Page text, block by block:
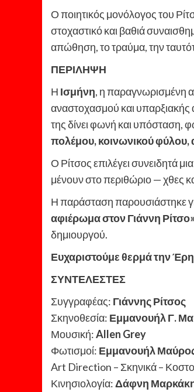
Ο ποιητικός μονόλογος του
στοχαστικό και βαθιά
απώθηση, το τραύμα, την
ΠΕΡΙΛΗΨΗ
Η Ισμήνη, η παραγνωρισμένη
αναστοχασμού και
της δίνει φωνή και υπόσταση,
πολέμου, κοινωνικού φύλου,
Ο Ρίτσος επιλέγει συνειδητά
μένουν στο περιθώριο — χθες
Η παράσταση παρουσιάστηκε
αφιέρωμα στον Γιάννη Ρίτσο»
δημιουργού.
Ευχαριστούμε θερμά την
ΣΥΝΤΕΛΕΣΤΕΣ
Συγγραφέας: Γιάννης Ρίτσος
Σκηνοθεσία: Εμμανουήλ Γ.
Μουσική:Allen Grey
Φωτισμοί: Εμμανουήλ
Art Direction – Σκηνικά –
Κινησιολογία:Δάφνη